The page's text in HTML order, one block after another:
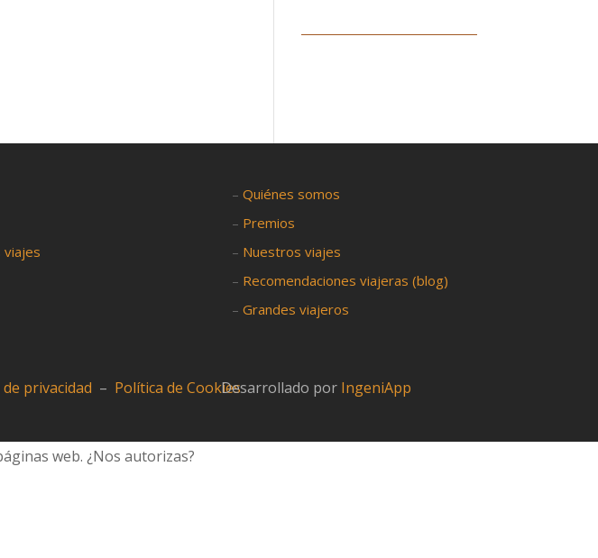
viajes
–Quiénes somos
– Premios
– Nuestros viajes
– Recomendaciones viajeras (blog)
–Grandes viajeros
privacidad – Política de CookiesDesarrollado por IngeniApp
web. ¿Nos autorizas?